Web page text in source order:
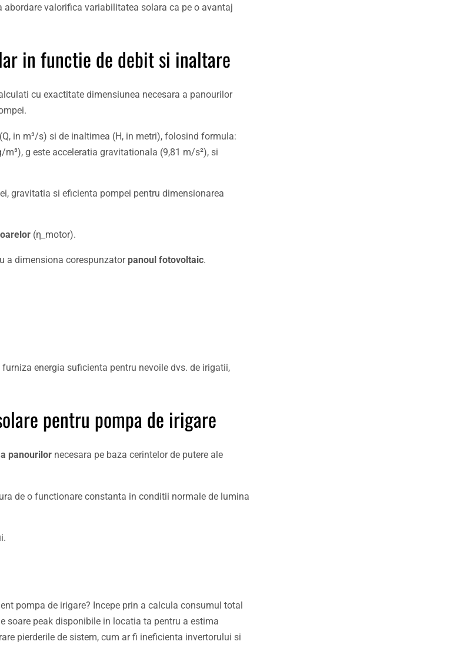
abordare valorifica variabilitatea solara ca pe o avantaj
in functie de debit si inaltare
cu exactitate dimensiunea necesara a panourilor
in m³/s) si de inaltimea (H, in metri), folosind formula:
g este acceleratia gravitationala (9,81 m/s²), si
gravitatia si eficienta pompei pentru dimensionarea
(η_motor).
a dimensiona corespunzator panoul fotovoltaic.
energia suficienta pentru nevoile dvs. de irigatii,
pentru pompa de irigare
panourilor necesara pe baza cerintelor de putere ale
de o functionare constanta in conditii normale de lumina
pompa de irigare? Incepe prin a calcula consumul total
soare peak disponibile in locatia ta pentru a estima
pierderile de sistem, cum ar fi ineficienta invertorului si